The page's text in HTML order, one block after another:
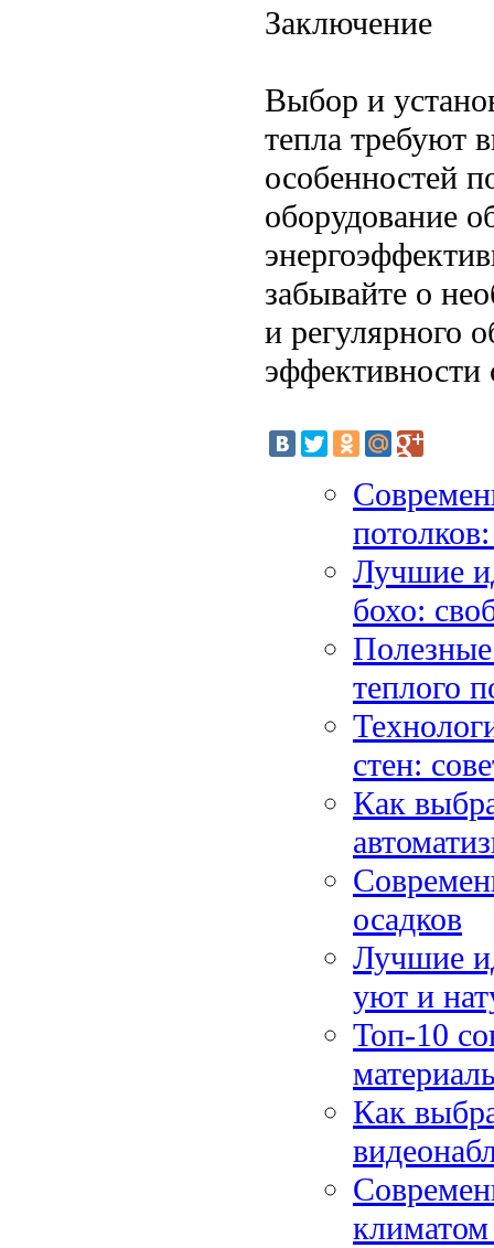
Заключение
Выбор и
тепла требуют
особенностей
оборудование
забывайте о
и регулярного
Лучшие
бохо:
теплого
стен:
Как
осадков
Лучшие
уют и
Топ-10
Как